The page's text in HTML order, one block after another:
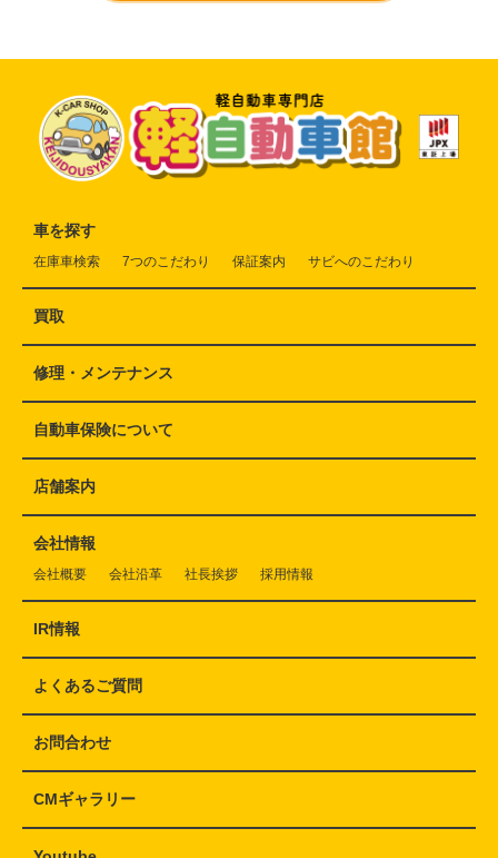
車を探す
在庫車検索 7つのこだわり 保証案内 サビへのこだわり
買取
修理・メンテナンス
自動車保険について
店舗案内
会社情報
会社概要 会社沿革 社長挨拶 採用情報
IR情報
よくあるご質問
お問合わせ
CMギャラリー